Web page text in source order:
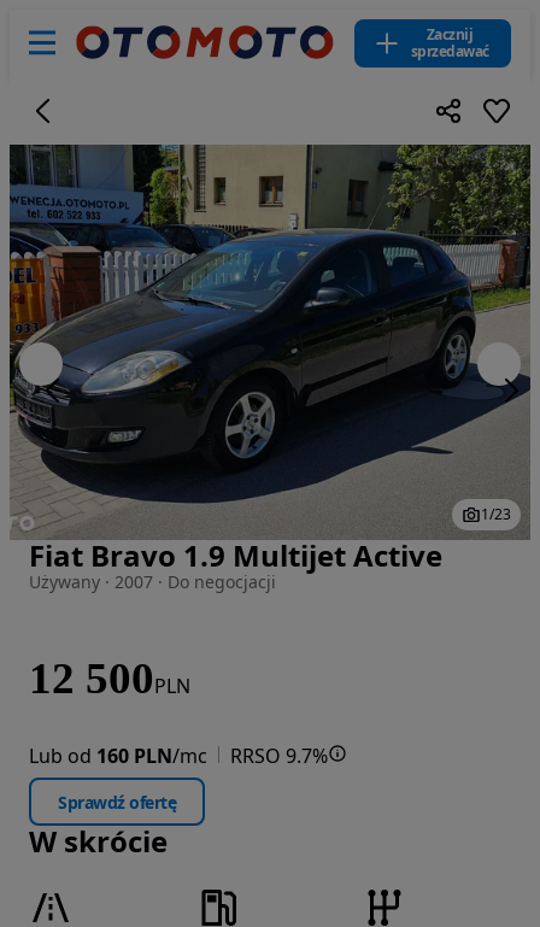
Zacznij
sprzedawać
Zdjęcie 1 z 23
1/23
Fiat Bravo 1.9 Multijet Active
Używany · 2007 · Do negocjacji
12 500PLN
Lub od 160 PLN/mc RRSO 9.7%
Sprawdź ofertę
W skrócie